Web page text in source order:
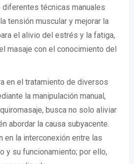
técnicas manuales
tensión muscular y mejorar la
el alivio del estrés y la fatiga,
masaje con el conocimiento del
en el tratamiento de diversos
la manipulación manual,
busca no solo aliviar
abordar la causa subyacente.
en la interconexión entre las
y su funcionamiento; por ello,